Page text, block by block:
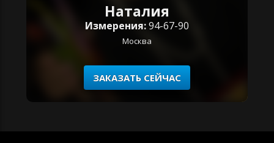
Наталия
Измерения:94-67-90
Москва
ЗАКАЗАТЬ СЕЙЧАС